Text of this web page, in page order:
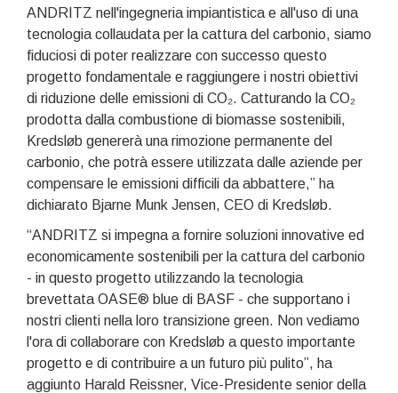
ANDRITZ nell'ingegneria impiantistica e all'uso di una
tecnologia collaudata per la cattura del carbonio, siamo
fiduciosi di poter realizzare con successo questo
progetto fondamentale e raggiungere i nostri obiettivi
di riduzione delle emissioni di CO₂. Catturando la CO₂
prodotta dalla combustione di biomasse sostenibili,
Kredsløb genererà una rimozione permanente del
carbonio, che potrà essere utilizzata dalle aziende per
compensare le emissioni difficili da abbattere,” ha
dichiarato Bjarne Munk Jensen, CEO di Kredsløb.
“ANDRITZ si impegna a fornire soluzioni innovative ed
economicamente sostenibili per la cattura del carbonio
- in questo progetto utilizzando la tecnologia
brevettata OASE® blue di BASF - che supportano i
nostri clienti nella loro transizione green. Non vediamo
l'ora di collaborare con Kredsløb a questo importante
progetto e di contribuire a un futuro più pulito”, ha
aggiunto Harald Reissner, Vice-Presidente senior della